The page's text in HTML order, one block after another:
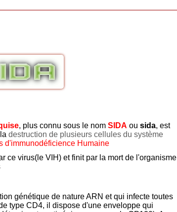
, plus connu sous le nom SIDA ou sida, est
destruction de plusieurs cellules du système
d'immunodéficience Humaine
ce virus(le VIH) et finit par la mort de l'organisme
génétique de nature ARN et qui infecte toutes
type CD4, il dispose d'une enveloppe qui